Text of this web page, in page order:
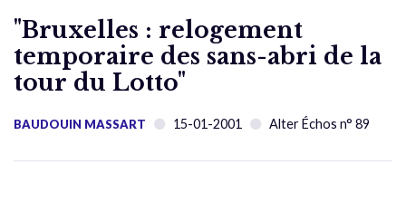
"Bruxelles : relogement
temporaire des sans-abri de la
tour du Lotto"
BAUDOUIN MASSART 15-01-2001 Alter Échos n° 89